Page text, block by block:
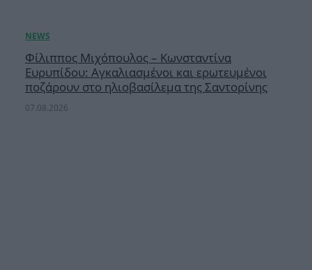
Φίλιππος Μιχόπουλος – Κωνσταντίνα
Ευρυπίδου: Αγκαλιασμένοι και ερωτευμένοι
ποζάρουν στο ηλιοβασίλεμα της Σαντορίνης
07.08.2026